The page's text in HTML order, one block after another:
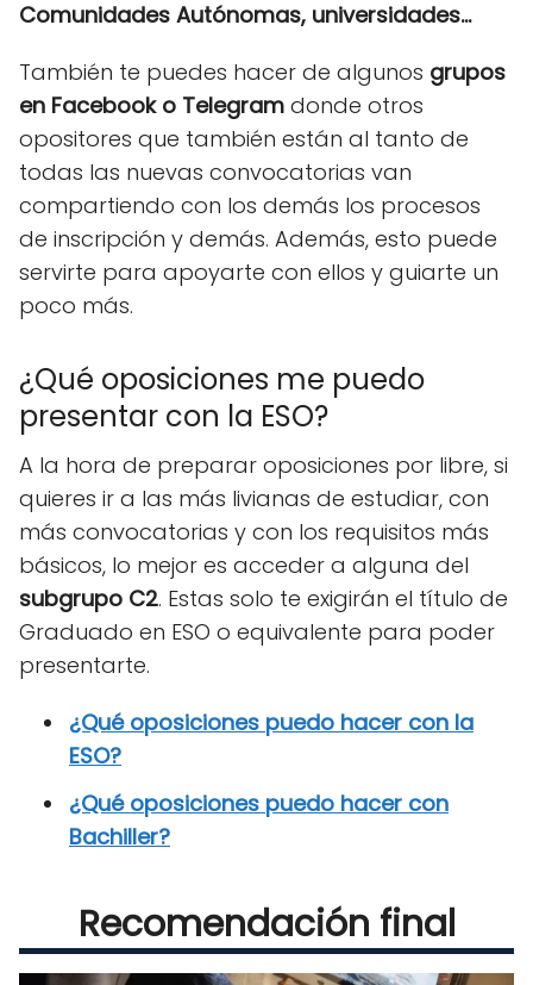
Comunidades Autónomas, universidades...
También te puedes hacer de algunos grupos
en Facebook o Telegram donde otros
opositores que también están al tanto de
todas las nuevas convocatorias van
compartiendo con los demás los procesos
de inscripción y demás. Además, esto puede
servirte para apoyarte con ellos y guiarte un
poco más.
¿Qué oposiciones me puedo
presentar con la ESO?
A la hora de preparar oposiciones por libre, si
quieres ir a las más livianas de estudiar, con
más convocatorias y con los requisitos más
básicos, lo mejor es acceder a alguna del
subgrupo C2. Estas solo te exigirán el título de
Graduado en ESO o equivalente para poder
presentarte.
¿Qué oposiciones puedo hacer con la
ESO?
¿Qué oposiciones puedo hacer con
Bachiller?
Recomendación final